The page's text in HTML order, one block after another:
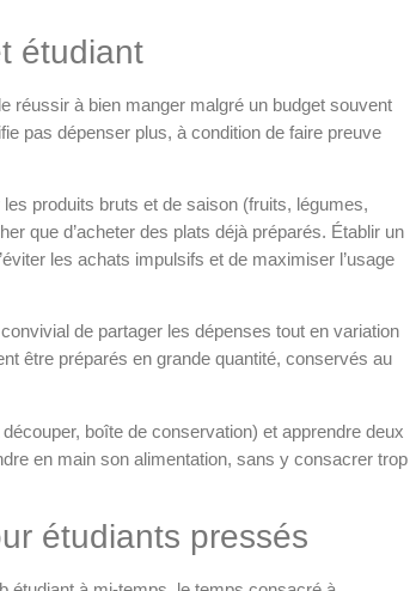
étudiant
réussir à bien manger malgré un budget souvent
pas dépenser plus, à condition de faire preuve
produits bruts et de saison (fruits, légumes,
que d’acheter des plats déjà préparés. Établir un
les achats impulsifs et de maximiser l’usage
de partager les dépenses tout en variation
être préparés en grande quantité, conservés au
boîte de conservation) et apprendre deux
en main son alimentation, sans y consacrer trop
étudiants pressés